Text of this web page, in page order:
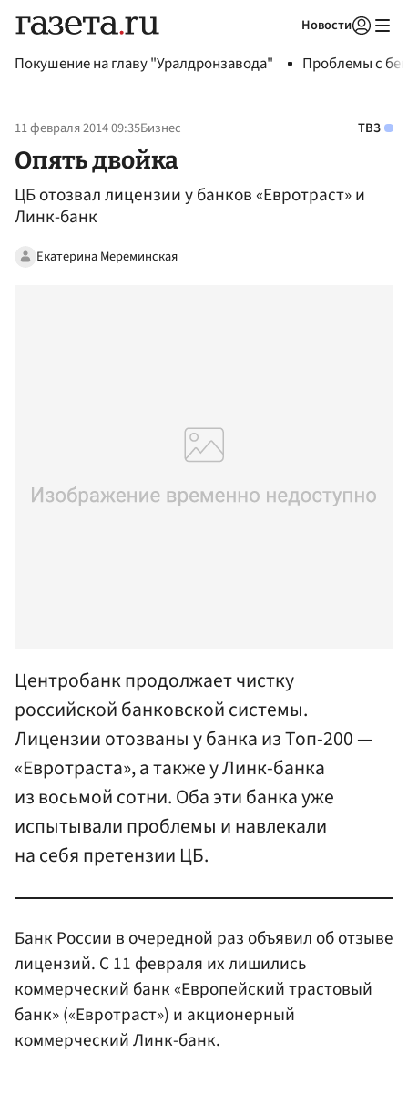
Новости
Покушение на главу "Уралдронзавода" Проблемы с
11 февраля 2014 09:35Бизнес ТВЗ
Опять двойка
ЦБ отозвал лицензии у банков «Евротраст» и
Линк-банк
Екатерина Мереминская
Центробанк продолжает чистку
российской банковской системы.
Лицензии отозваны у банка из Топ-200 —
«Евротраста», а также у Линк-банка
из восьмой сотни. Оба эти банка уже
испытывали проблемы и навлекали
на себя претензии ЦБ.
Банк России в очередной раз объявил об отзыве
лицензий. С 11 февраля их лишились
коммерческий банк «Европейский трастовый
банк» («Евротраст») и акционерный
коммерческий Линк-банк.